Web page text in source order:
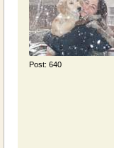
Post: 640